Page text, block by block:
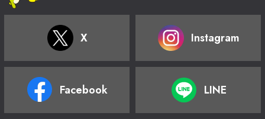
X Instagram
Facebook LINE